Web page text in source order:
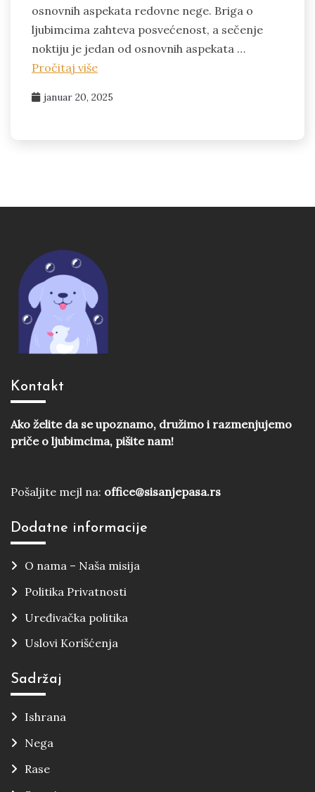
osnovnih aspekata redovne nege. Briga o
ljubimcima zahteva posvećenost, a sečenje
noktiju je jedan od osnovnih aspekata …
Pročitaj više
januar 20, 2025
Kontakt
Ako želite da se upoznamo, družimo i razmenjujemo
priče o ljubimcima, pišite nam!
Pošaljite mejl na: office@sisanjepasa.rs
Dodatne informacije
O nama – Naša misija
Politika Privatnosti
Uređivačka politika
Uslovi Korišćenja
Sadržaj
Ishrana
Nega
Rase